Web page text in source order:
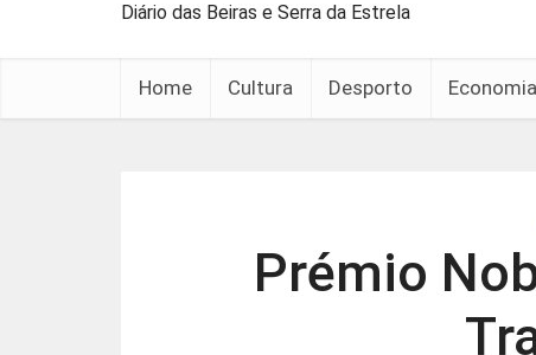
Diário das Beiras e Serra da Estrela
Home Cultura Desporto Economia
Prémio